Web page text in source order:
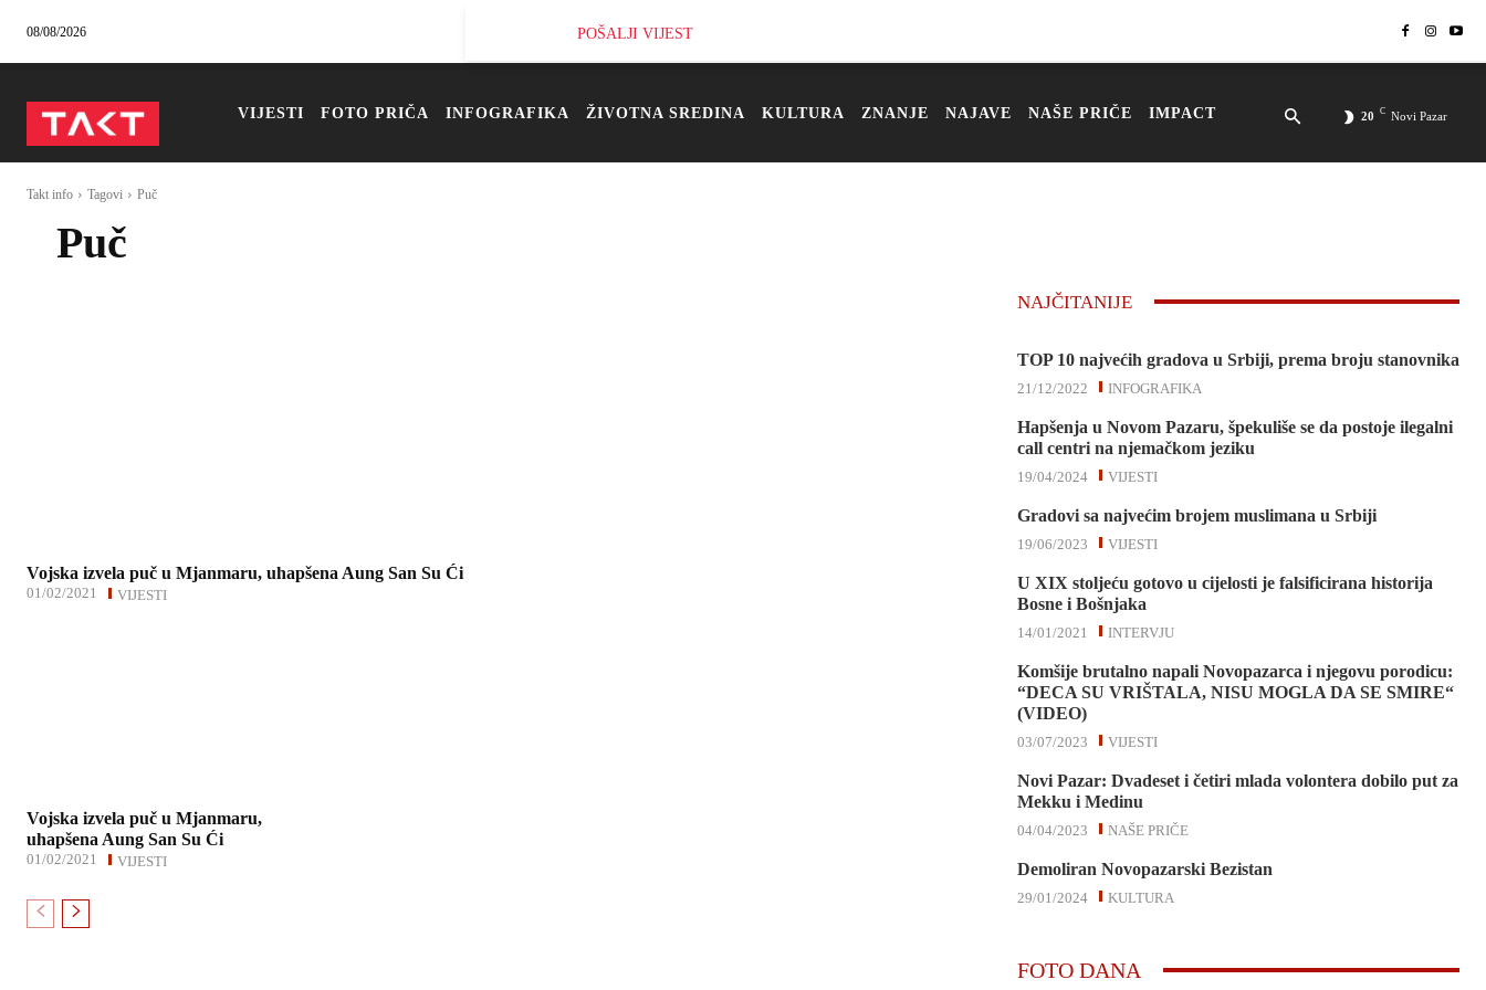
08/08/2026 POŠALJI VIJEST
VIJESTI FOTO PRIČA INFOGRAFIKA ŽIVOTNA SREDINA KULTURA ZNANJE NAJAVE NAŠE PRIČE IMPACT 20 C Novi Pazar
Takt info Tagovi Puč
Puč
Vojska izvela puč u Mjanmaru, uhapšena Aung San Su Ći
VIJESTI
01/02/2021
Vojska izvela puč u Mjanmaru,
uhapšena Aung San Su Ći
VIJESTI
01/02/2021
NAJČITANIJE
TOP 10 najvećih gradova u Srbiji, prema broju stanovnika
INFOGRAFIKA
21/12/2022
Hapšenja u Novom Pazaru, špekuliše se da postoje ilegalni
call centri na njemačkom jeziku
VIJESTI
19/04/2024
Gradovi sa najvećim brojem muslimana u Srbiji
VIJESTI
19/06/2023
U XIX stoljeću gotovo u cijelosti je falsificirana historija
Bosne i Bošnjaka
INTERVJU
14/01/2021
Komšije brutalno napali Novopazarca i njegovu porodicu:
“DECA SU VRIŠTALA, NISU MOGLA DA SE SMIRE“
(VIDEO)
VIJESTI
03/07/2023
Novi Pazar: Dvadeset i četiri mlada volontera dobilo put za
Mekku i Medinu
NAŠE PRIČE
04/04/2023
Demoliran Novopazarski Bezistan
KULTURA
29/01/2024
FOTO DANA